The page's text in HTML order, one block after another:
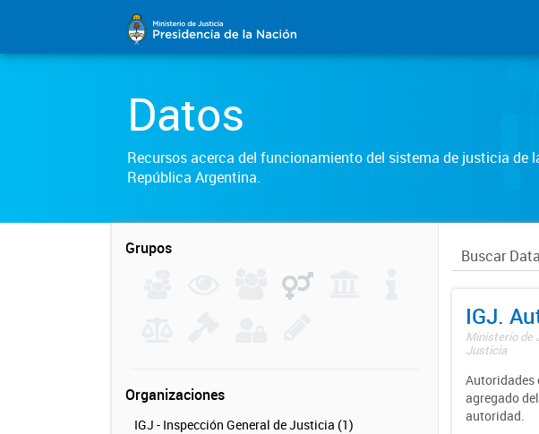
Datos
Recursos acerca del funcionamiento del sistema de justicia de
República Argentina.
Grupos
Organizaciones
IGJ - Inspección General de Justicia (1)
IGJ.
Ministerio de
Justicia
Autoridades
agregado
autoridad.